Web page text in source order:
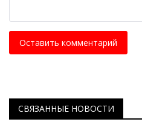
Оставить комментарий
СВЯЗАННЫЕ НОВОСТИ